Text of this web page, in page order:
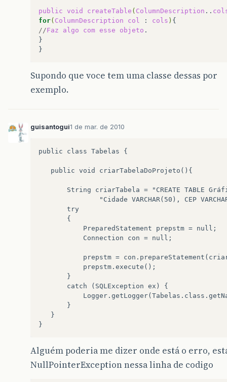
public void createTable ( ColumnDescription ..
for( ColumnDescription col : cols )
//Faz algo com esse objeto .
}
Supondo que voce tem uma classe dessas por
exemplo.
guisantogui1 de mar. de 2010
public class Tabelas {
   public void criarTabelaDoProjeto(){
String criarTabela = "CREATE TABLE
"Cidade VARCHAR(50), CEP
       try
       {
           PreparedStatement prepstm = null;
           Connection con = null;
prepstm =
           prepstm.execute();
       }
       catch (SQLException ex) {
       }
   }
Alguém poderia me dizer onde está o erro,
NullPointerException nessa linha de codigo